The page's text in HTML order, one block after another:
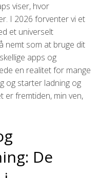
viser, hvor
I 2026 forventer vi et
et universelt
nemt som at bruge dit
apps og
en realitet for mange
og starter ladning og
er fremtiden, min ven,
De